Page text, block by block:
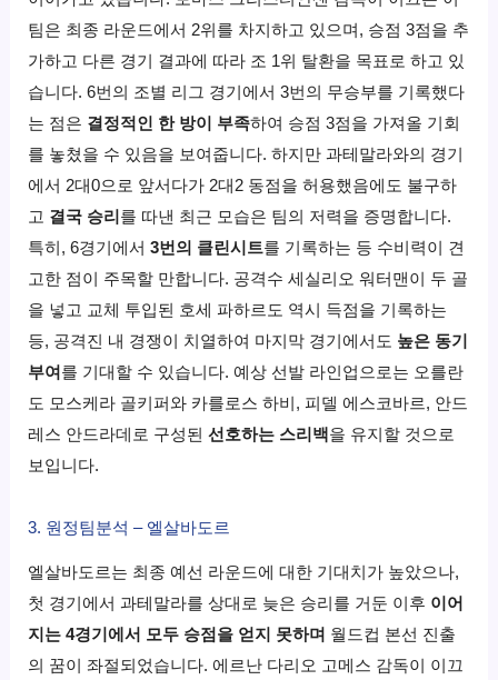
팀은 최종 라운드에서 2위를 차지하고 있으며, 승점 3점을 추
가하고 다른 경기 결과에 따라 조 1위 탈환을 목표로 하고 있
습니다. 6번의 조별 리그 경기에서 3번의 무승부를 기록했다
는 점은 결정적인 한 방이 부족하여 승점 3점을 가져올 기회
를 놓쳤을 수 있음을 보여줍니다. 하지만 과테말라와의 경기
에서 2대0으로 앞서다가 2대2 동점을 허용했음에도 불구하
고 결국 승리 를 따낸 최근 모습은 팀의 저력을 증명합니다.
특히, 6경기에서3번의 클린시트를 기록하는 등 수비력이 견
고한 점이 주목할 만합니다. 공격수 세실리오 워터맨이 두 골
을 넣고 교체 투입된 호세 파하르도 역시 득점을 기록하는
등, 공격진 내 경쟁이 치열하여 마지막 경기에서도 높은 동기
부여 를 기대할 수 있습니다. 예상 선발 라인업으로는 오를란
도 모스케라 골키퍼와 카를로스 하비, 피델 에스코바르, 안드
레스 안드라데로 구성된선호하는 스리백을 유지할 것으로
보입니다.
3. 원정팀분석 – 엘살바도르
엘살바도르는 최종 예선 라운드에 대한 기대치가 높았으나,
첫 경기에서 과테말라를 상대로 늦은 승리를 거둔 이후 이어
지는 4경기에서 모두 승점을 얻지 못하며 월드컵 본선 진출
의 꿈이 좌절되었습니다. 에르난 다리오 고메스 감독이 이끄